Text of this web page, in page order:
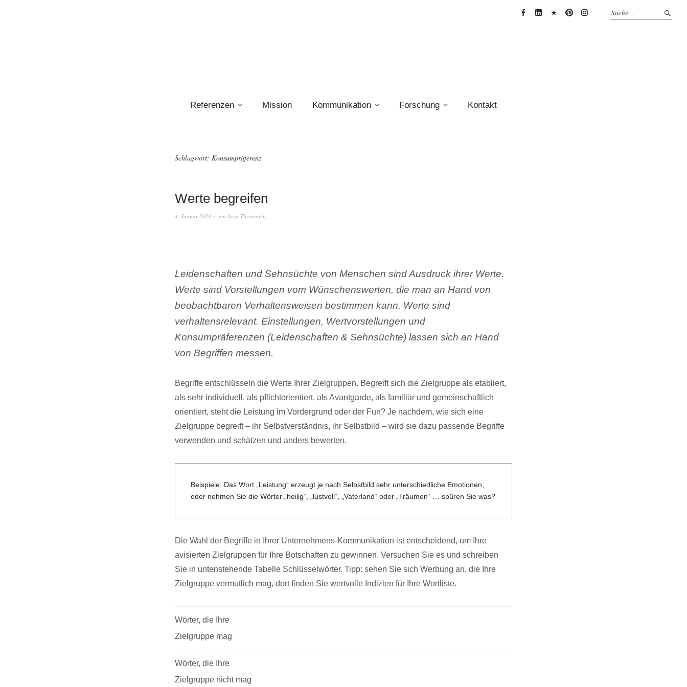
Referenzen Mission Kommunikation Forschung Kontakt
Schlagwort: Konsumpräferenz
Werte begreifen
4. Januar 2020 von Anja Thessenvitz
Leidenschaften und Sehnsüchte von Menschen sind Ausdruck ihrer Werte.
Werte sind Vorstellungen vom Wünschenswerten, die man an Hand von
beobachtbaren Verhaltensweisen bestimmen kann. Werte sind
verhaltensrelevant. Einstellungen, Wertvorstellungen und
Konsumpräferenzen (Leidenschaften & Sehnsüchte) lassen sich an Hand
von Begriffen messen.
Begriffe entschlüsseln die Werte Ihrer Zielgruppen. Begreift sich die Zielgruppe als etabliert,
als sehr individuell, als pflichtorientiert, als Avantgarde, als familiär und gemeinschaftlich
orientiert, steht die Leistung im Vordergrund oder der Fun? Je nachdem, wie sich eine
Zielgruppe begreift – ihr Selbstverständnis, ihr Selbstbild – wird sie dazu passende Begriffe
verwenden und schätzen und anders bewerten.
Beispiele: Das Wort „Leistung“ erzeugt je nach Selbstbild sehr unterschiedliche Emotionen,
oder nehmen Sie die Wörter „heilig“, „lustvoll“, „Vaterland“ oder „Träumen“ … spüren Sie was?
Die Wahl der Begriffe in Ihrer Unternehmens-Kommunikation ist entscheidend, um Ihre
avisierten Zielgruppen für Ihre Botschaften zu gewinnen. Versuchen Sie es und schreiben
Sie in untenstehende Tabelle Schlüsselwörter. Tipp: sehen Sie sich Werbung an, die Ihre
Zielgruppe vermutlich mag, dort finden Sie wertvolle Indizien für Ihre Wortliste.
Wörter, die Ihre
Zielgruppe mag
Wörter, die Ihre
Zielgruppe nicht mag